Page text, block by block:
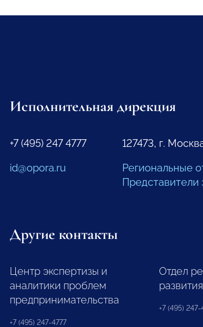
Исполнительная дирекция
+7 (495) 247 4777
id@opora.ru
127473, г.
Региональные
Другие контакты
Центр экспертизы и
аналитики проблем
предпринимательства
+7 (495) 247-4777
Отдел
развития
+7 (495) 247-